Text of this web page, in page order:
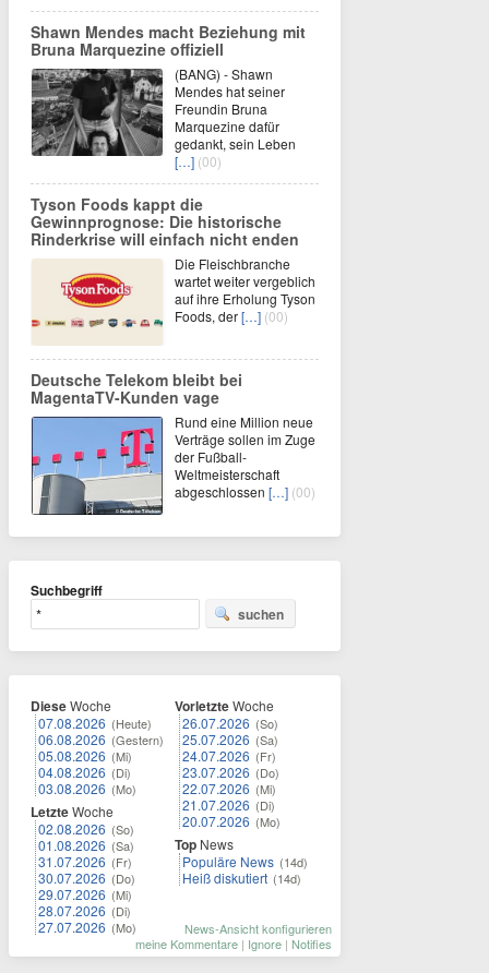
Shawn Mendes macht Beziehung mit
Bruna Marquezine offiziell
(BANG) - Shawn
Mendes hat seiner
Freundin Bruna
Marquezine dafür
gedankt, sein Leben
[…] (00)
Tyson Foods kappt die
Gewinnprognose: Die historische
Rinderkrise will einfach nicht enden
Die Fleischbranche
wartet weiter vergeblich
auf ihre Erholung Tyson
Foods, der[…] (00)
Deutsche Telekom bleibt bei
MagentaTV-Kunden vage
Rund eine Million neue
Verträge sollen im Zuge
der Fußball-
Weltmeisterschaft
abgeschlossen […] (00)
Suchbegriff
suchen
DieseWoche
07.08.2026 (Heute)
06.08.2026 (Gestern)
05.08.2026 (Mi)
04.08.2026 (Di)
03.08.2026 (Mo)
LetzteWoche
02.08.2026 (So)
01.08.2026 (Sa)
31.07.2026 (Fr)
30.07.2026 (Do)
29.07.2026 (Mi)
28.07.2026 (Di)
27.07.2026 (Mo)
VorletzteWoche
26.07.2026 (So)
25.07.2026 (Sa)
24.07.2026 (Fr)
23.07.2026 (Do)
22.07.2026 (Mi)
21.07.2026 (Di)
20.07.2026 (Mo)
Top News
Populäre News (14d)
Heiß diskutiert (14d)
News-Ansicht konfigurieren
meine Kommentare | Ignore | Notifies